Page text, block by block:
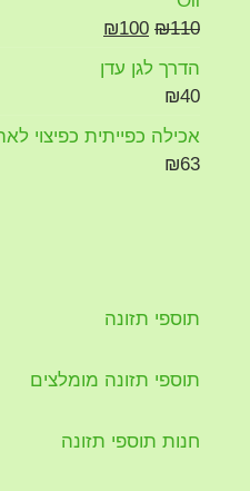
₪110
₪100
הדרך לגן עדן
₪40
אכילה כפייתית כפיצוי
₪63
תוספי תזונה
תוספי תזונה מומלצים
חנות תוספי תזונה